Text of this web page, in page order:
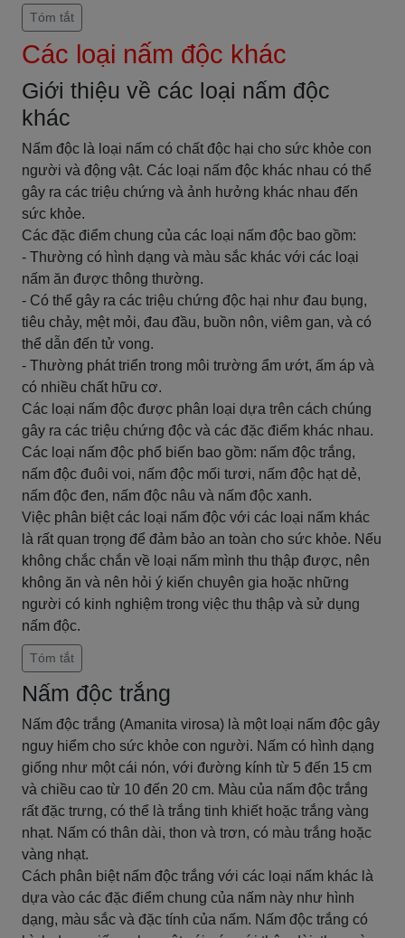
Tóm tắt
Các loại nấm độc khác
Giới thiệu về các loại nấm độc
khác
Nấm độc là loại nấm có chất độc hại cho sức khỏe con
người và động vật. Các loại nấm độc khác nhau có thể
gây ra các triệu chứng và ảnh hưởng khác nhau đến
sức khỏe.
Các đặc điểm chung của các loại nấm độc bao gồm:
- Thường có hình dạng và màu sắc khác với các loại
nấm ăn được thông thường.
- Có thể gây ra các triệu chứng độc hại như đau bụng,
tiêu chảy, mệt mỏi, đau đầu, buồn nôn, viêm gan, và có
thể dẫn đến tử vong.
- Thường phát triển trong môi trường ẩm ướt, ấm áp và
có nhiều chất hữu cơ.
Các loại nấm độc được phân loại dựa trên cách chúng
gây ra các triệu chứng độc và các đặc điểm khác nhau.
Các loại nấm độc phổ biến bao gồm: nấm độc trắng,
nấm độc đuôi voi, nấm độc mối tươi, nấm độc hạt dẻ,
nấm độc đen, nấm độc nâu và nấm độc xanh.
Việc phân biệt các loại nấm độc với các loại nấm khác
là rất quan trọng để đảm bảo an toàn cho sức khỏe. Nếu
không chắc chắn về loại nấm mình thu thập được, nên
không ăn và nên hỏi ý kiến chuyên gia hoặc những
người có kinh nghiệm trong việc thu thập và sử dụng
nấm độc.
Tóm tắt
Nấm độc trắng
Nấm độc trắng (Amanita virosa) là một loại nấm độc gây
nguy hiểm cho sức khỏe con người. Nấm có hình dạng
giống như một cái nón, với đường kính từ 5 đến 15 cm
và chiều cao từ 10 đến 20 cm. Màu của nấm độc trắng
rất đặc trưng, có thể là trắng tinh khiết hoặc trắng vàng
nhạt. Nấm có thân dài, thon và trơn, có màu trắng hoặc
vàng nhạt.
Cách phân biệt nấm độc trắng với các loại nấm khác là
dựa vào các đặc điểm chung của nấm này như hình
dạng, màu sắc và đặc tính của nấm. Nấm độc trắng có